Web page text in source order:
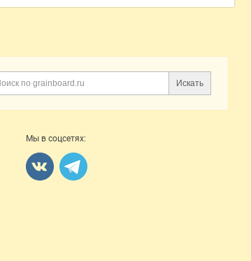
Искать
Мы в соцсетях: